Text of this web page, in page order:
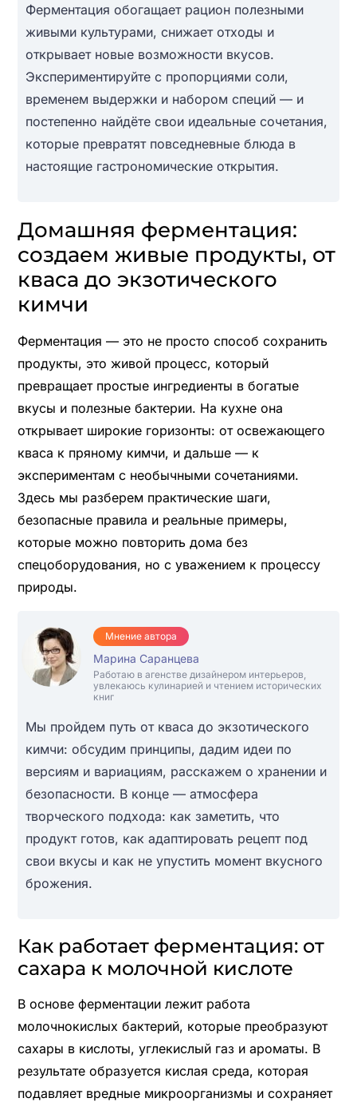
Ферментация обогащает рацион полезными
живыми культурами, снижает отходы и
открывает новые возможности вкусов.
Экспериментируйте с пропорциями соли,
временем выдержки и набором специй — и
постепенно найдёте свои идеальные сочетания,
которые превратят повседневные блюда в
настоящие гастрономические открытия.
Домашняя ферментация:
создаем живые продукты, от
кваса до экзотического
кимчи
Ферментация — это не просто способ сохранить
продукты, это живой процесс, который
превращает простые ингредиенты в богатые
вкусы и полезные бактерии. На кухне она
открывает широкие горизонты: от освежающего
кваса к пряному кимчи, и дальше — к
экспериментам с необычными сочетаниями.
Здесь мы разберем практические шаги,
безопасные правила и реальные примеры,
которые можно повторить дома без
спецоборудования, но с уважением к процессу
природы.
Мнение автора
Марина Саранцева
Работаю в агенстве дизайнером интерьеров,
увлекаюсь кулинарией и чтением исторических
книг
Мы пройдем путь от кваса до экзотического
кимчи: обсудим принципы, дадим идеи по
версиям и вариациям, расскажем о хранении и
безопасности. В конце — атмосфера
творческого подхода: как заметить, что
продукт готов, как адаптировать рецепт под
свои вкусы и как не упустить момент вкусного
брожения.
Как работает ферментация: от
сахара к молочной кислоте
В основе ферментации лежит работа
молочнокислых бактерий, которые преобразуют
сахары в кислоты, углекислый газ и ароматы. В
результате образуется кислая среда, которая
подавляет вредные микроорганизмы и сохраняет